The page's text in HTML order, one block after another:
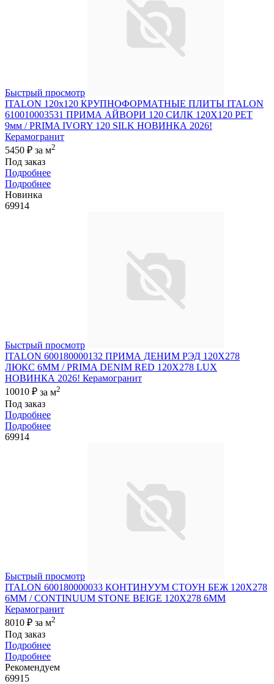
Быстрый просмотр
ITALON 120x120 КРУПНОФОРМАТНЫЕ ПЛИТЫ ITALON
610010003531 ПРИМА АЙВОРИ 120 СИЛК 120Х120 РЕТ
9мм / PRIMA IVORY 120 SILK НОВИНКА 2026!
Керамогранит
5450 ₽ за м2
Под заказ
Подробнее
Подробнее
Новинка
69914
Быстрый просмотр
ITALON 600180000132 ПРИМА ДЕНИМ РЭД 120X278
ЛЮКС 6ММ / PRIMA DENIM RED 120X278 LUX
НОВИНКА 2026! Керамогранит
10010 ₽ за м2
Под заказ
Подробнее
Подробнее
69914
Быстрый просмотр
ITALON 600180000033 КОНТИНУУМ СТОУН БЕЖ 120X278
6ММ / CONTINUUM STONE BEIGE 120X278 6MM
Керамогранит
8010 ₽ за м2
Под заказ
Подробнее
Подробнее
Рекомендуем
69915